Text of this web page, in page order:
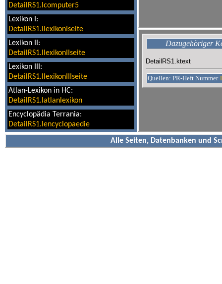
DetailRS1.lcomputer5
Lexikon I:
DetailRS1.llexikonIseite
Lexikon II:
DetailRS1.llexikonIIseite
Lexikon III:
DetailRS1.llexikonIIIseite
Atlan-Lexikon in HC:
DetailRS1.latlanlexikon
Encyclopädia Terrania:
DetailRS1.lencyclopaedie
Dazugehöriger
DetailRS1.ktext
Quellen: PR-Heft Nummer
Alle Seiten, Datenbanken und